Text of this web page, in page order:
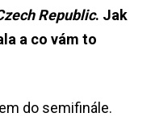
Republic. Jak
a co vám to
do semifinále.